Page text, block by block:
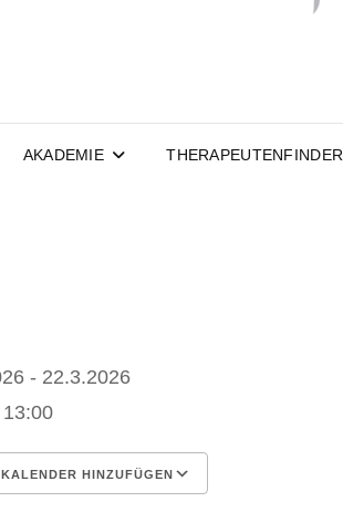
AKADEMIE THERAPEUTENFINDER
- 22.3.2026
HINZUFÜGEN